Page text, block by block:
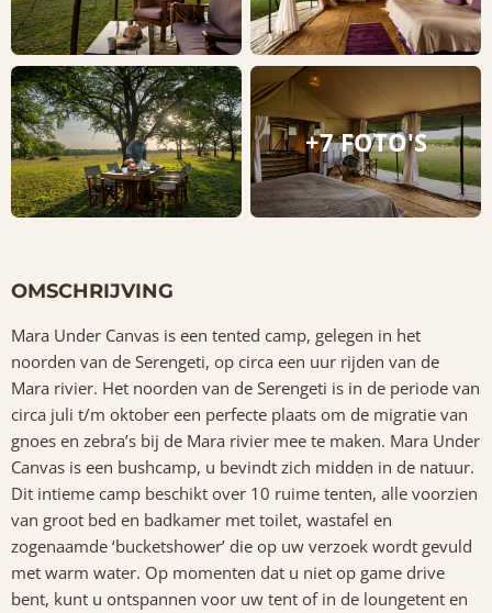
+7 FOTO'S
OMSCHRIJVING
Mara Under Canvas is een tented camp, gelegen in het
noorden van de Serengeti, op circa een uur rijden van de
Mara rivier. Het noorden van de Serengeti is in de periode van
circa juli t/m oktober een perfecte plaats om de migratie van
gnoes en zebra’s bij de Mara rivier mee te maken. Mara Under
Canvas is een bushcamp, u bevindt zich midden in de natuur.
Dit intieme camp beschikt over 10 ruime tenten, alle voorzien
van groot bed en badkamer met toilet, wastafel en
zogenaamde ‘bucketshower’ die op uw verzoek wordt gevuld
met warm water. Op momenten dat u niet op game drive
bent, kunt u ontspannen voor uw tent of in de loungetent en